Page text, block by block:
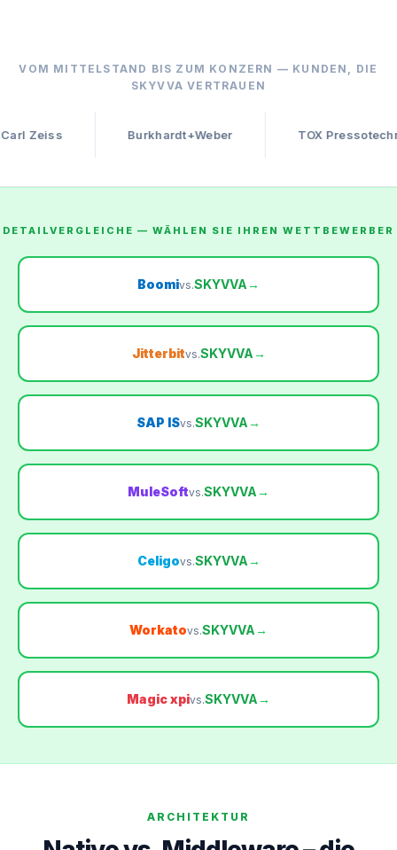
VOM MITTELSTAND BIS ZUM KONZERN — KUNDEN, DIE
SKYVVA VERTRAUEN
Burkhardt+Weber TOX
DETAILVERGLEICHE — WÄHLEN SIE IHREN WETTBEWERBER
Boomivs.SKYVVA→
Jitterbitvs.SKYVVA→
SAP ISvs.SKYVVA→
MuleSoftvs.SKYVVA→
Celigovs.SKYVVA→
Workatovs.SKYVVA→
Magic xpivs.SKYVVA→
ARCHITEKTUR